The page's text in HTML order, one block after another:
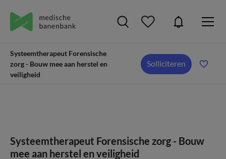
Systeemtherapeut Forensische
zorg - Bouw mee aan herstel en
veiligheid
Solliciteren
Systeemtherapeut Forensische zorg - Bouw
mee aan herstel en veiligheid